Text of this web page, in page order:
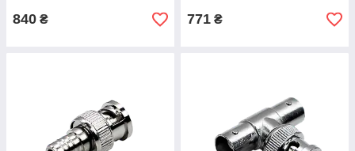
840 ₴ 771 ₴